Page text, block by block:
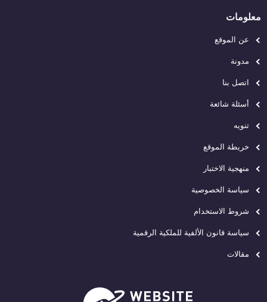
معلومات
عن الموقع
مدونة
اتصل بنا
أسئلة شائعة
تنويه
خريطة الموقع
منهجية الاختبار
سياسة الخصوصية
شروط الاستخدام
سياسة قانون الألفية للملكية الرقمية
مقالات